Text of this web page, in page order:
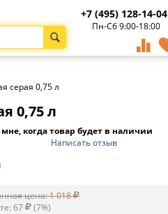
+7 (495) 128-14-04
Пн-Сб 9:00-18:00
серая 0,75 л
0,75 л
когда товар будет в наличии
Написать отзыв
цена:1 018
67 (7%)